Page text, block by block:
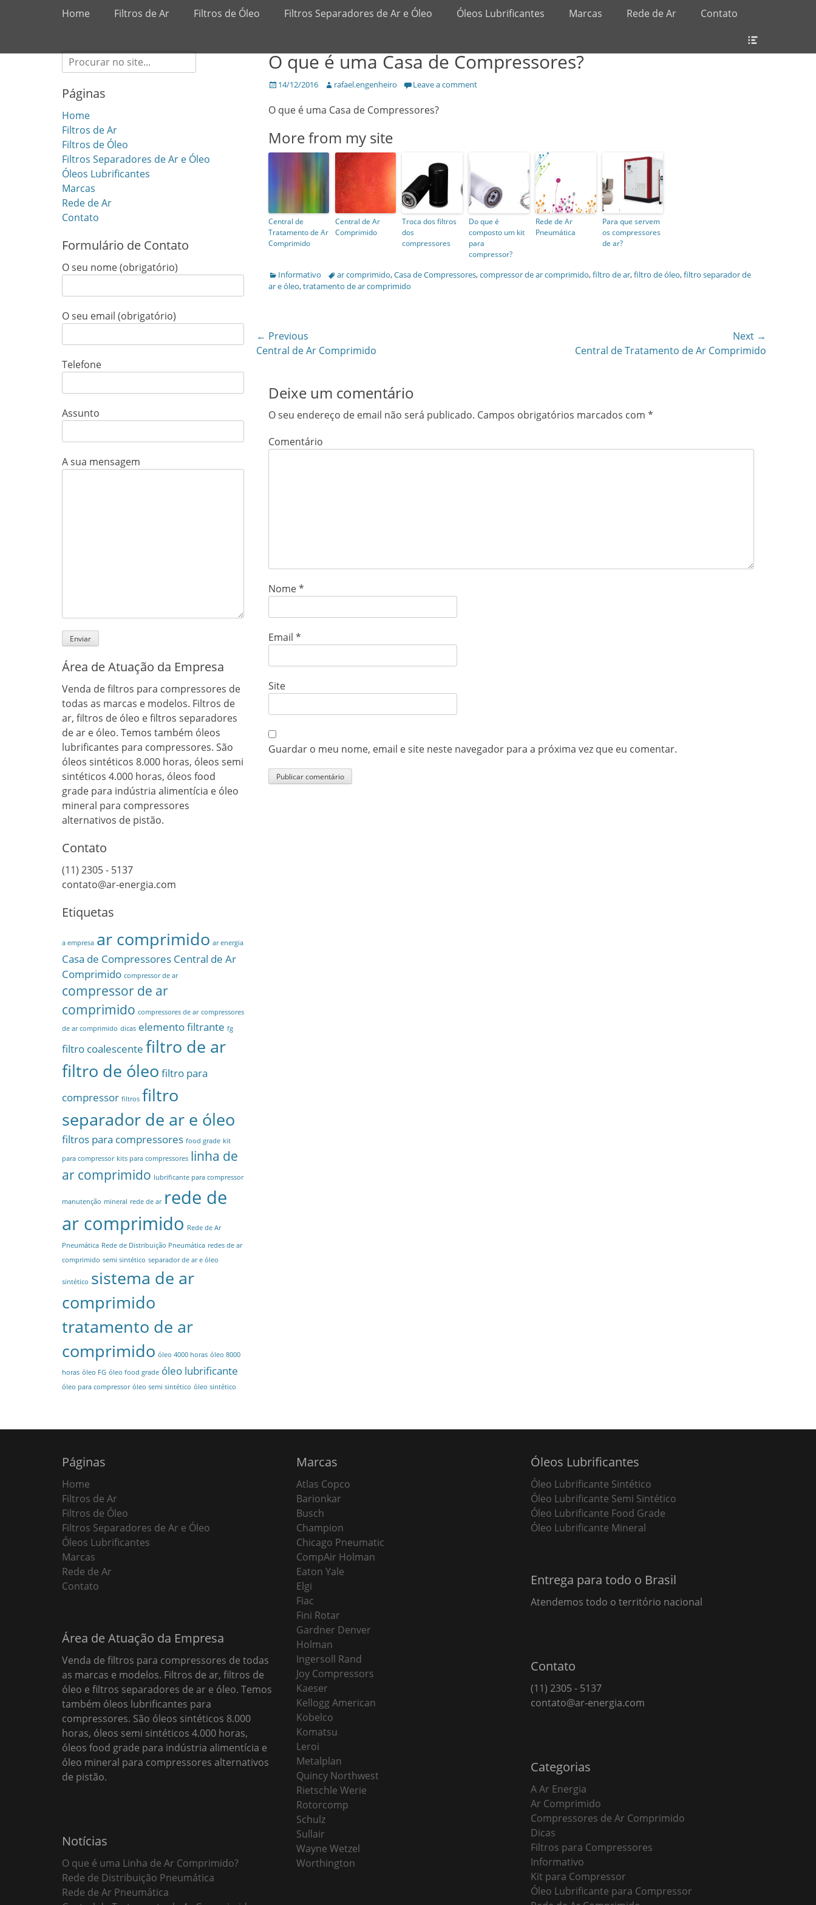
Primary Menu
SkipHome Filtros de Ar Filtros de Óleo Filtros Separadores de Ar e Óleo Óleos Lubrificantes Marcas Rede de Ar Contato
O que é uma Casa de Compressores?
Posted
14/12/2016 Author
rafael.engenheiro Leave a comment
O que é uma Casa de Compressores?
More from my site
Central de
Tratamento de Ar
Comprimido
Central de Ar
Comprimido
Troca dos filtros
dos
compressores
Do que é
composto um kit
para
compressor?
Rede de Ar
Pneumática
Para que servem
os compressores
de ar?
Categories
Informativo Tagsar comprimido,Casa de Compressores,compressor de ar comprimido,filtro de ar,filtro de óleo,filtro separador de
ar e óleo,tratamento de ar comprimido
Navegação
de
← Previous
Previous
Central de Ar Comprimido
Next →
Central de Tratamento de Ar Comprimido
Deixe um comentário
O seu endereço de email não será publicado. Campos obrigatórios marcados com *
Comentário
Nome*
Email *
Site
Guardar o meu nome, email e site neste navegador para a próxima vez que eu comentar.
Search
for:
Páginas
Home
Filtros de Ar
Filtros de Óleo
Filtros Separadores de Ar e Óleo
Óleos Lubrificantes
Marcas
Rede de Ar
Contato
Formulário de Contato
O seu nome (obrigatório)
O seu email (obrigatório)
Telefone
Assunto
A sua mensagem
Área de Atuação da Empresa
Venda de filtros para compressores de
todas as marcas e modelos. Filtros de
ar, filtros de óleo e filtros separadores
de ar e óleo. Temos também óleos
lubrificantes para compressores. São
óleos sintéticos 8.000 horas, óleos semi
sintéticos 4.000 horas, óleos food
grade para indústria alimentícia e óleo
mineral para compressores
alternativos de pistão.
Contato
(11) 2305 - 5137
contato@ar-energia.com
Etiquetas
a empresa ar comprimido ar energia
Casa de Compressores Central de Ar
Comprimido compressor de ar
compressor de ar
comprimido compressores de ar compressores
de ar comprimido dicas elemento filtrante fg
filtro coalescente filtro de ar
filtro de óleo filtro para
compressor filtros filtro
separador de ar e óleo
filtros para compressores food grade kit
para compressor kits para compressores linha de
ar comprimido lubrificante para compressor
manutenção mineral rede de ar rede de
ar comprimido Rede de Ar
Pneumática Rede de Distribuição Pneumática redes de ar
comprimido semi sintético separador de ar e óleo
sintético sistema de ar
comprimido
tratamento de ar
comprimido óleo 4000 horas óleo 8000
horas óleo FG óleo food grade óleo lubrificante
óleo para compressor óleo semi sintético óleo sintético
Páginas
Home
Filtros de Ar
Filtros de Óleo
Filtros Separadores de Ar e Óleo
Óleos Lubrificantes
Marcas
Rede de Ar
Contato
Área de Atuação da Empresa
Venda de filtros para compressores de todas
as marcas e modelos. Filtros de ar, filtros de
óleo e filtros separadores de ar e óleo. Temos
também óleos lubrificantes para
compressores. São óleos sintéticos 8.000
horas, óleos semi sintéticos 4.000 horas,
óleos food grade para indústria alimentícia e
óleo mineral para compressores alternativos
de pistão.
Notícias
O que é uma Linha de Ar Comprimido?
Rede de Distribuição Pneumática
Rede de Ar Pneumática
Marcas
Atlas Copco
Barionkar
Busch
Champion
Chicago Pneumatic
CompAir Holman
Eaton Yale
Elgi
Fiac
Fini Rotar
Gardner Denver
Holman
Ingersoll Rand
Joy Compressors
Kaeser
Kellogg American
Kobelco
Komatsu
Leroi
Metalplan
Quincy Northwest
Rietschle Werie
Rotorcomp
Schulz
Sullair
Wayne Wetzel
Worthington
Óleos Lubrificantes
Óleo Lubrificante Sintético
Óleo Lubrificante Semi Sintético
Óleo Lubrificante Food Grade
Óleo Lubrificante Mineral
Entrega para todo o Brasil
Atendemos todo o território nacional
Contato
(11) 2305 - 5137
contato@ar-energia.com
Categorias
A Ar Energia
Ar Comprimido
Compressores de Ar Comprimido
Dicas
Filtros para Compressores
Informativo
Kit para Compressor
Óleo Lubrificante para Compressor